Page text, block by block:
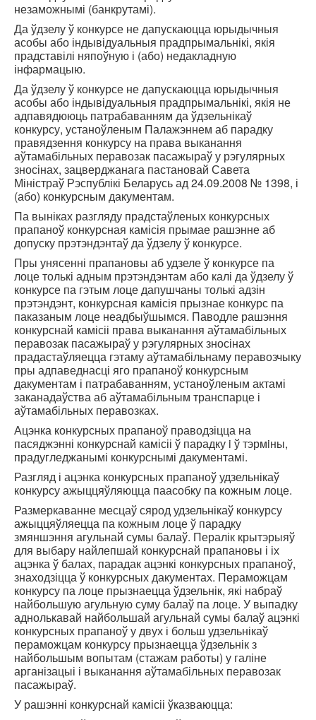
незаможнымі (банкрутамі).
Да ўдзелу ў конкурсе не дапускаюцца юрыдычныя
асобы або індывідуальныя прадпрымальнікі, якія
прадставілі няпоўную і (або) недакладную
інфармацыю.
Да ўдзелу ў конкурсе не дапускаюцца юрыдычныя
асобы або індывідуальныя прадпрымальнікі, якія не
адпавядююць патрабаванням да ўдзельнікаў
конкурсу, устаноўленым Палажэннем аб парадку
правядзення конкурсу на права выканання
аўтамабільных перавозак пасажыраў у рэгулярных
зносінах, зацверджанага пастановай Савета
Міністраў Рэспублікі Беларусь ад 24.09.2008 № 1398, і
(або) конкурсным дакументам.
Па выніках разгляду прадстаўленых конкурсных
прапаноў конкурсная камісія прымае рашэнне аб
допуску прэтэндэнтаў да ўдзелу ў конкурсе.
Пры унясенні прапановы аб удзеле ў конкурсе па
лоце толькі адным прэтэндэнтам або калі да ўдзелу ў
конкурсе па гэтым лоце дапушчаны толькі адзін
прэтэндэнт, конкурсная камісія прызнае конкурс па
паказаным лоце неадбыўшымся. Паводле рашэння
конкурснай камісіі права выканання аўтамабільных
перавозак пасажыраў у рэгулярных зносінах
прадастаўляецца гэтаму аўтамабільнаму перавозчыку
пры адпаведнасці яго прапаноў конкурсным
дакументам і патрабаванням, устаноўленым актамі
заканадаўства аб аўтамабільным транспарце і
аўтамабільных перавозках.
Ацэнка конкурсных прапаноў праводзіцца на
пасяджэнні конкурснай камісіі ў парадку i ў тэрмiны,
прадугледжанымі конкурснымі дакументамі.
Разгляд і ацэнка конкурсных прапаноў удзельнікаў
конкурсу ажыццяўляюцца паасобку па кожным лоце.
Размеркаванне месцаў сярод удзельнікаў конкурсу
ажыццяўляецца па кожным лоце ў парадку
змяншэння агульнай сумы балаў. Пералік крытэрыяў
для выбару найлепшай конкурснай прапановы і іх
ацэнка ў балах, парадак ацэнкі конкурсных прапаноў,
знаходзіцца ў конкурсных дакументах. Пераможцам
конкурсу па лоце прызнаецца ўдзельнік, які набраў
найбольшую агульную суму балаў па лоце. У выпадку
аднолькавай найбольшай агульнай сумы балаў ацэнкі
конкурсных прапаноў у двух і больш удзельнікаў
пераможцам конкурсу прызнаецца ўдзельнік з
найбольшым вопытам (стажам работы) у галіне
арганізацыі і выканання аўтамабільных перавозак
пасажыраў.
У рашэнні конкурснай камісіі ўказваюцца: